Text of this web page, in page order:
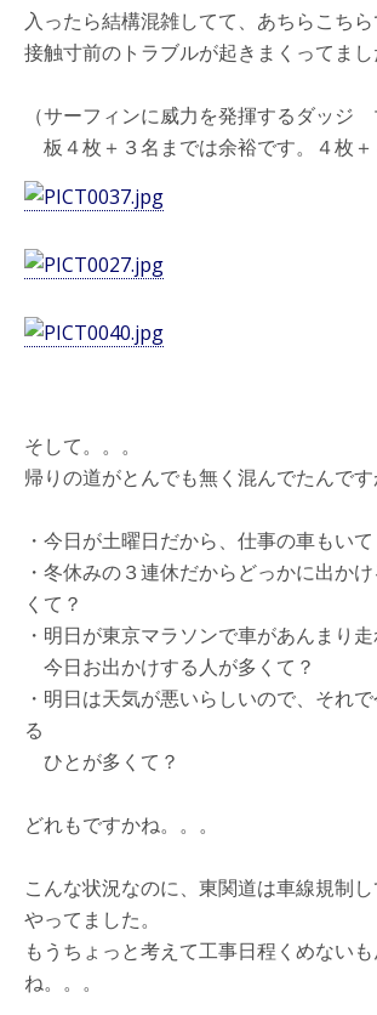
入ったら結構混雑してて、あちらこち
接触寸前のトラブルが起きまくってまし
（サーフィンに威力を発揮するダッジ
板４枚＋３名までは余裕です。４枚＋
そして。。。
帰りの道がとんでも無く混んでたんで
・今日が土曜日だから、仕事の車もいて
・冬休みの３連休だからどっかに出か
くて？
・明日が東京マラソンで車があんまり走
今日お出かけする人が多くて？
・明日は天気が悪いらしいので、それ
る
ひとが多くて？
どれもですかね。。。
こんな状況なのに、東関道は車線規制
やってました。
もうちょっと考えて工事日程くめない
ね。。。